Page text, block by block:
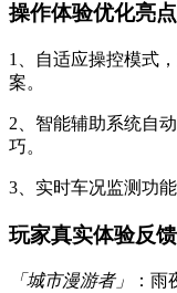
操作体验优化亮点
1、自适应操控模式
案。
2、智能辅助系统自
巧。
3、实时车况监测功
玩家真实体验反馈
「城市漫游者」
：